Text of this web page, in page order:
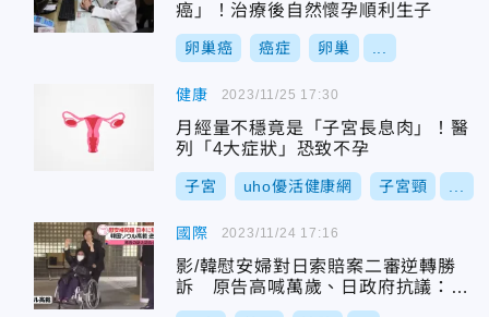
癌」！治療後自然懷孕順利生子
卵巢癌 癌症 卵巢
健康
月經量不穩竟是「子宮長息肉」！醫
列「4大症狀」恐致不孕
子宮 uho優活健康網 子宮頸
2023/11/25 17:30
國際
影/韓慰安婦對日索賠案二審逆轉勝
訴 原告高喊萬歲、日政府抗議：無
法接受
2023/11/24 17:16